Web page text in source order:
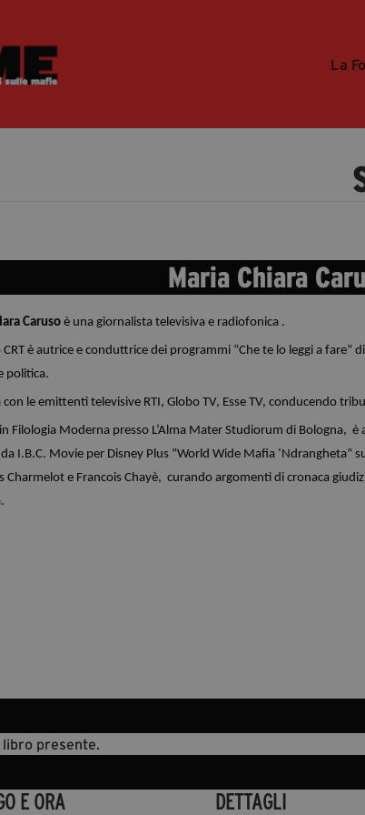
La
Maria Chiara
Carusoè una giornalista televisiva e radiofonica .
CRT è autrice e conduttrice dei programmi “Che te lo leggi a
politica.
con le emittenti televisive RTI, Globo TV, Esse TV, conducendo
Filologia Moderna presso L’Alma Mater Studiorum di Bologna,
I.B.C. Movie per Disney Plus “World Wide Mafia ‘Ndrangheta”
Charmelot e Francois Chayè,  curando argomenti di cronaca
libro presente.
E ORA DETTAGLI